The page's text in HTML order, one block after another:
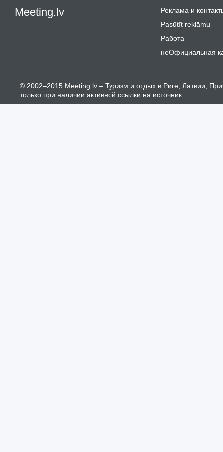
Meeting.lv
Реклама и
Pasūtīt reklāmu
Работа
неОфициальная
© 2002–2015 Meeting.lv – Туризм и отдых в Риге, Латвии,
только при наличии активной ссылки на источник.